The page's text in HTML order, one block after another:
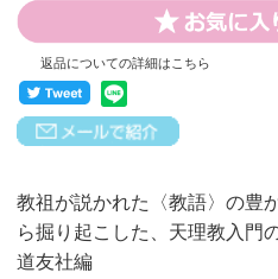
返品についての詳細はこちら
教祖が説かれた〈教語〉の豊
ら掘り起こした、天理教入門の
道友社編